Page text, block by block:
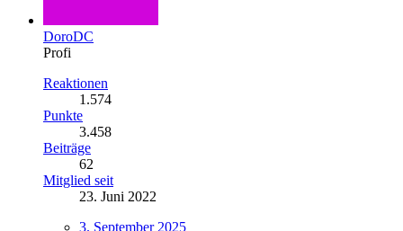
DoroDC
Profi
Reaktionen
1.574
Punkte
3.458
Beiträge
62
Mitglied seit
23. Juni 2022
3. September 2025